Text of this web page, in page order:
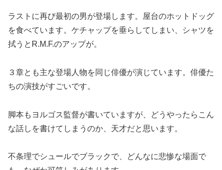
ラストに再び最初の男が登場します。屋台のホットドッグ
を食べています。ケチャップを垂らしてしまい、シャツを
拭うとR.M.F.のアップが。
３章とも主な登場人物を同じ俳優が演じています。俳優た
ちの演技がすごいです。
脚本もヨルゴス監督が書いていますが、どうやったらこん
な話しを書けてしまうのか、天才だと思います。
不条理でシュールでブラックで、どんなに悲惨な場面で